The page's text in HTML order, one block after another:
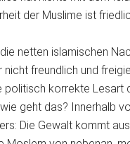
der Muslime ist
netten islamischen
freundlich und
politisch korrekte Lesart
geht das? Innerhalb
Die Gewalt kommt